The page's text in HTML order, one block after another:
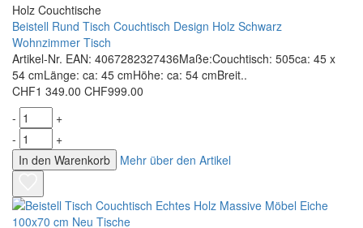
Holz Couchtische
Beistell Rund Tisch Couchtisch Design Holz Schwarz
Wohnzimmer Tisch
Artikel-Nr. EAN: 4067282327436Maße:Couchtisch: 505ca: 45 x
54 cmLänge: ca: 45 cmHöhe: ca: 54 cmBreit..
CHF1 349.00 CHF999.00
-
+
-
+
In den Warenkorb
Mehr über den Artikel